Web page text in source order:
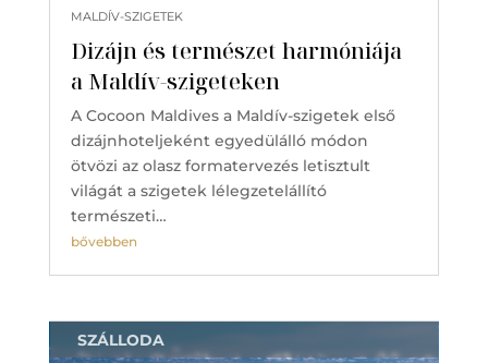
Dizájn és természet harmóniája
a Maldív-szigeteken
MALDÍV-SZIGETEK
A Cocoon Maldives a Maldív-szigetek első
dizájnhoteljeként egyedülálló módon
ötvözi az olasz formatervezés letisztult
világát a szigetek lélegzetelállító
természeti…
bővebben
SZÁLLODA